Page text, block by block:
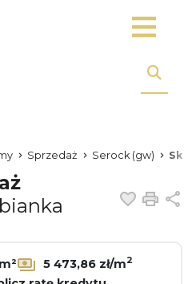
Sprzedaż Serock (gw)
Dodaj
5 473,86 zł/m2